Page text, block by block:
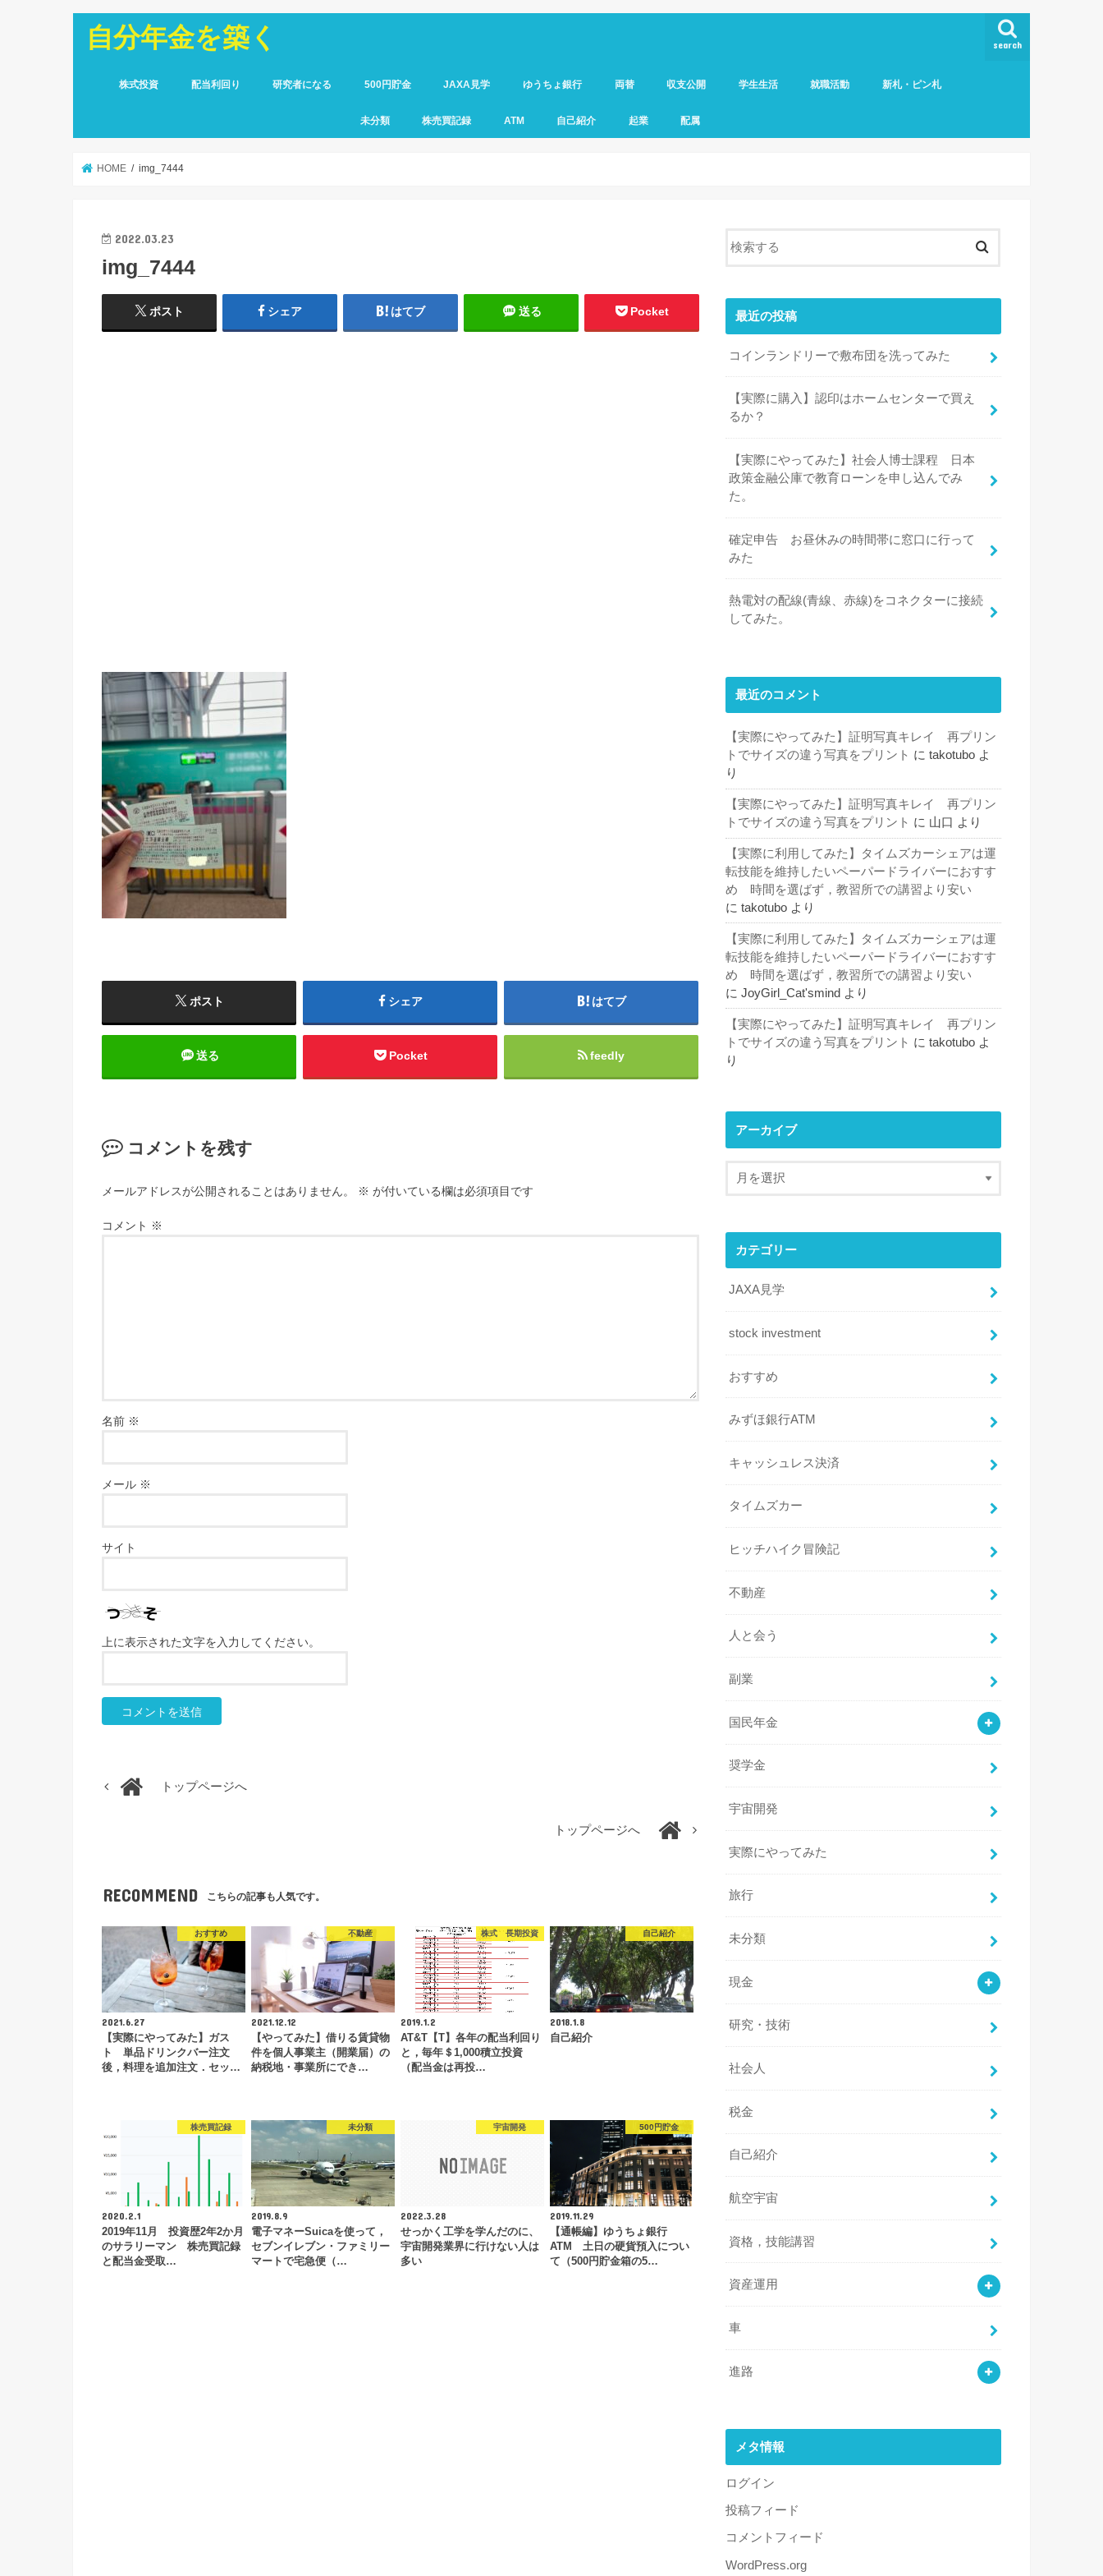
自分年金を築く search
株式投資 配当利回り 研究者になる 500円貯金 JAXA見学 ゆうちょ銀行 両替 収支公開 学生生活 就職活動 新札・ピン札
未分類 株売買記録 ATM 自己紹介 起業 配属
HOME img_7444
2022.03.23
img_7444
ポスト シェア はてブ 送る Pocket
ポスト シェア はてブ
送る Pocket feedly
コメントを残す
メールアドレスが公開されることはありません。 ※ が付いている欄は必須項目です
コメント ※
名前 ※
メール ※
サイト
上に表示された文字を入力してください。
トップページへ
トップページへ
RECOMMEND こちらの記事も人気です。
おすすめ
2021.6.27
【実際にやってみた】ガス
ト 単品ドリンクバー注文
後，料理を追加注文．セッ…
不動産
2021.12.12
【やってみた】借りる賃貸物
件を個人事業主（開業届）の
納税地・事業所にでき…
株式 長期投資
2019.1.2
AT&T【T】各年の配当利回り
と，毎年＄1,000積立投資
（配当金は再投…
自己紹介
2018.1.8
自己紹介
株売買記録
2020.2.1
2019年11月 投資歴2年2か月
のサラリーマン 株売買記録
と配当金受取…
未分類
2019.8.9
電子マネーSuicaを使って，
セブンイレブン・ファミリー
マートで宅急便（…
宇宙開発
2022.3.28
せっかく工学を学んだのに、
宇宙開発業界に行けない人は
多い
500円貯金
2019.11.29
【通帳編】ゆうちょ銀行
ATM 土日の硬貨預入につい
て（500円貯金箱の5…
最近の投稿
コインランドリーで敷布団を洗ってみた
【実際に購入】認印はホームセンターで買え
るか？
【実際にやってみた】社会人博士課程 日本
政策金融公庫で教育ローンを申し込んでみ
た。
確定申告 お昼休みの時間帯に窓口に行って
みた
熱電対の配線(青線、赤線)をコネクターに接続
してみた。
最近のコメント
【実際にやってみた】証明写真キレイ 再プリン
トでサイズの違う写真をプリント に takotubo よ
り
【実際にやってみた】証明写真キレイ 再プリン
トでサイズの違う写真をプリント に 山口 より
【実際に利用してみた】タイムズカーシェアは運
転技能を維持したいペーパードライバーにおすす
め 時間を選ばず，教習所での講習より安い
に takotubo より
【実際に利用してみた】タイムズカーシェアは運
転技能を維持したいペーパードライバーにおすす
め 時間を選ばず，教習所での講習より安い
に JoyGirl_Cat'smind より
【実際にやってみた】証明写真キレイ 再プリン
トでサイズの違う写真をプリント に takotubo よ
り
アーカイブ
カテゴリー
JAXA見学
stock investment
おすすめ
みずほ銀行ATM
キャッシュレス決済
タイムズカー
ヒッチハイク冒険記
不動産
人と会う
副業
国民年金
奨学金
宇宙開発
実際にやってみた
旅行
未分類
現金
研究・技術
社会人
税金
自己紹介
航空宇宙
資格，技能講習
資産運用
車
進路
メタ情報
ログイン
投稿フィード
コメントフィード
WordPress.org